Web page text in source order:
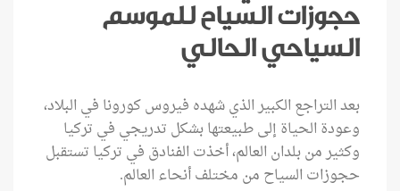
حجوزات السياح للموسم
السياحي الحالي
بعد التراجع الكبير الذي شهده فيروس كورونا في البلاد،
وعودة الحياة إلى طبيعتها بشكل تدريجي في تركيا
وكثير من بلدان العالم، أخذت الفنادق في تركيا تستقبل
حجوزات السياح من مختلف أنحاء العالم.